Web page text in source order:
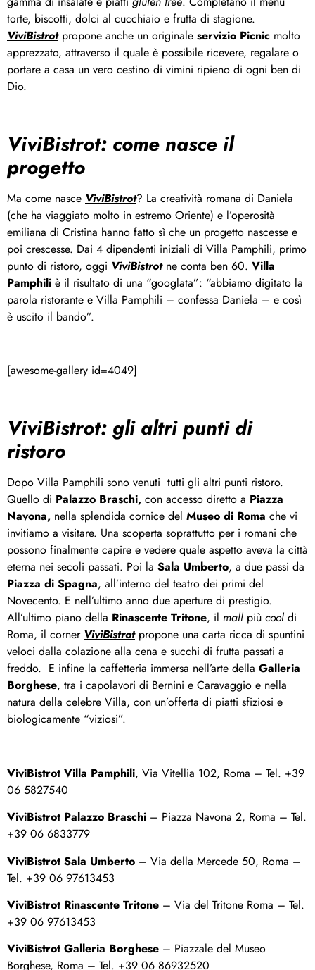
torte, biscotti, dolci al cucchiaio e frutta di stagione.
ViviBistrotpropone anche un originale servizio Picnic molto
apprezzato, attraverso il quale è possibile ricevere, regalare o
portare a casa un vero cestino di vimini ripieno di ogni ben di
Dio.
ViviBistrot: come nasce il
progetto
Ma come nasce ViviBistrot? La creatività romana di Daniela
(che ha viaggiato molto in estremo Oriente) e l’operosità
emiliana di Cristina hanno fatto sì che un progetto nascesse e
poi crescesse. Dai 4 dipendenti iniziali di Villa Pamphili, primo
punto di ristoro, oggi ViviBistrotne conta ben 60. Villa
Pamphili è il risultato di una “googlata”: “abbiamo digitato la
parola ristorante e Villa Pamphili – confessa Daniela – e così
è uscito il bando”.
[awesome-gallery id=4049]
ViviBistrot: gli altri punti di
ristoro
Dopo Villa Pamphili sono venuti tutti gli altri punti ristoro.
Quello di Palazzo Braschi, con accesso diretto a Piazza
Navona, nella splendida cornice del Museo di Roma che vi
invitiamo a visitare. Una scoperta soprattutto per i romani che
possono finalmente capire e vedere quale aspetto aveva la città
eterna nei secoli passati. Poi la Sala Umberto, a due passi da
Piazza di Spagna, all’interno del teatro dei primi del
Novecento. E nell’ultimo anno due aperture di prestigio.
All’ultimo piano della Rinascente Tritone, il mall più cool di
Roma, il corner ViviBistrotpropone una carta ricca di spuntini
veloci dalla colazione alla cena e succhi di frutta passati a
freddo. E infine la caffetteria immersa nell’arte della Galleria
Borghese, tra i capolavori di Bernini e Caravaggio e nella
natura della celebre Villa, con un’offerta di piatti sfiziosi e
biologicamente “viziosi”.
ViviBistrot Villa Pamphili, Via Vitellia 102, Roma – Tel. +39
06 5827540
ViviBistrot Palazzo Braschi – Piazza Navona 2, Roma – Tel.
+39 06 6833779
ViviBistrot Sala Umberto – Via della Mercede 50, Roma –
Tel. +39 06 97613453
ViviBistrot Rinascente Tritone – Via del Tritone Roma – Tel.
+39 06 97613453
ViviBistrot Galleria Borghese – Piazzale del Museo
Borghese, Roma – Tel. +39 06 86932520